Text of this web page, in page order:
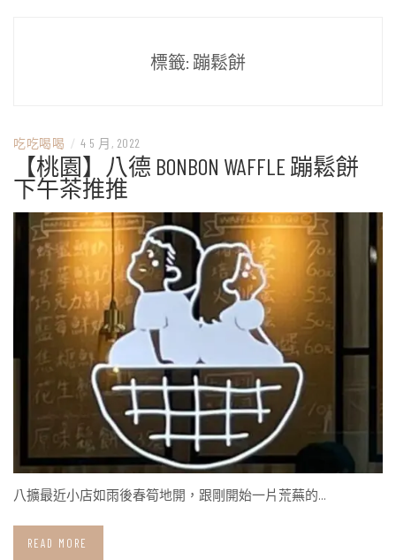
標籤: 蹦鬆餅
吃吃喝喝 / 4 5 月, 2022
【桃園】八德 BONBON WAFFLE 蹦鬆餅
下午茶推推
八擴最近小店如雨後春筍地開，跟剛開始一片荒蕪的…
READ MORE